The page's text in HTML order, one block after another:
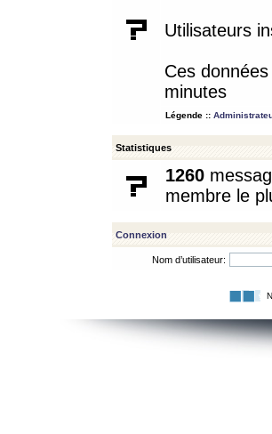
Utilisateurs
Ces
minutes
Légende ::
Statistiques
1260
membre le
Connexion
Nom d’utilisateur: